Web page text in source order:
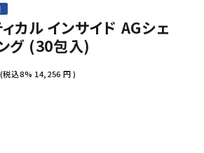
カル インサイド AGシェ
グ (30包入)
税込8% 14,256 円 )